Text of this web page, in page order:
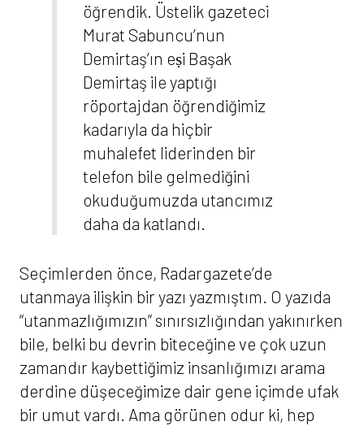
öğrendik. Üstelik gazeteci
Murat Sabuncu’nun
Demirtaş’ın eṣi Başak
Demirtaş ile yaptığı
röportajdan öğrendiğimiz
kadarıyla da hiçbir
muhalefet liderinden bir
telefon bile gelmediğini
okuduğumuzda utancımız
daha da katlandı.
Seçimlerden önce, Radargazete’de
utanmaya ilişkin bir yazı yazmıştım. O yazıda
“utanmazlığımızın” sınırsızlığından yakınırken
bile, belki bu devrin biteceğine ve çok uzun
zamandır kaybettiğimiz insanlığımızı arama
derdine düşeceğimize dair gene içimde ufak
bir umut vardı. Ama görünen odur ki, hep